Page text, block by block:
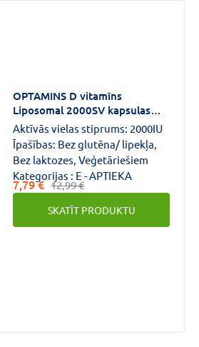
OPTAMINS D vitamīns
Liposomal 2000SV kapsulas
N60
Aktīvās vielas stiprums: 2000IU
Īpašības: Bez glutēna/ lipekļa,
Bez laktozes, Veģetāriešiem
Kategorijas : E - APTIEKA
7,79 € 12,99 €
SKATĪT PRODUKTU